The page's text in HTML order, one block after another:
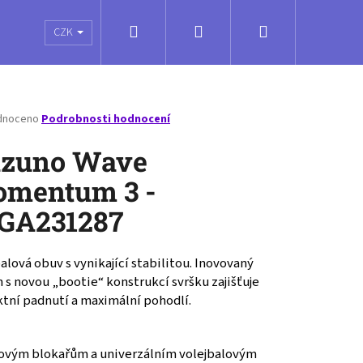
poukazy Obchodní podmínky Kontakty
CZK Přihlášení
Podrobnosti hodnocení
Wave
3 -
obuv s vynikající stabilitou. Inovovaný
s novou „bootie“ konstrukcí svršku zajišťuje
padnutí a maximální pohodlí.
blokařům a univerzálním volejbalovým
PRO MID -